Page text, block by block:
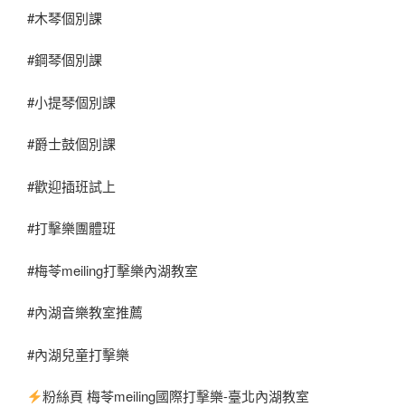
#木琴個別課
#鋼琴個別課
#小提琴個別課
#爵士鼓個別課
#歡迎插班試上
#打擊樂團體班
#梅苓meiling打擊樂內湖教室
#內湖音樂教室推薦
#內湖兒童打擊樂
粉絲頁 梅苓meiling國際打擊樂-臺北內湖教室